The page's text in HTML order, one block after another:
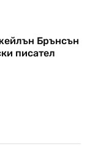
Брънсън
писател